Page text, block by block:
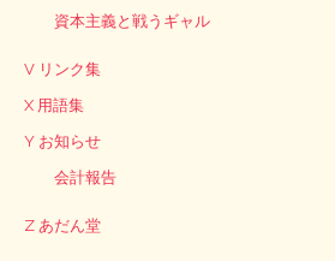
資本主義と戦うギャル
V リンク集
X 用語集
Y お知らせ
会計報告
Z あだん堂